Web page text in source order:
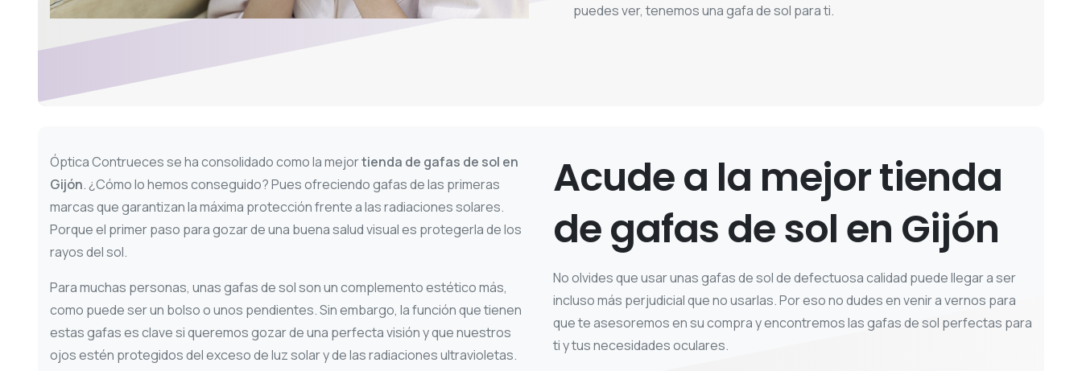
puedes ver, tenemos una gafa de sol para ti.
Óptica Contrueces se ha consolidado como la mejortienda de gafas de sol en
Gijón. ¿Cómo lo hemos conseguido? Pues ofreciendo gafas de las primeras
marcas que garantizan la máxima protección frente a las radiaciones solares.
Porque el primer paso para gozar de una buena salud visual es protegerla de los
rayos del sol.
Para muchas personas, unas gafas de sol son un complemento estético más,
como puede ser un bolso o unos pendientes. Sin embargo, la función que tienen
estas gafas es clave si queremos gozar de una perfecta visión y que nuestros
ojos estén protegidos del exceso de luz solar y de las radiaciones ultravioletas.
Acudea la mejortienda
degafasdesolen Gijón
No olvides que usar unas gafas de sol de defectuosa calidad puede llegar a ser
incluso más perjudicial que no usarlas. Por eso no dudes en venir a vernos para
que te asesoremos en su compra y encontremos las gafas de sol perfectas para
ti y tus necesidades oculares.